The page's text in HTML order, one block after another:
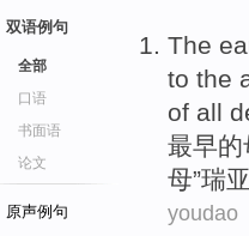
双语例句
全部
口语
书面语
论文
原声例句
The
to the
of all
最早的
母”瑞亚
youdao